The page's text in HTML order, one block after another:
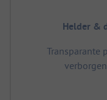
Helder &
Transparante